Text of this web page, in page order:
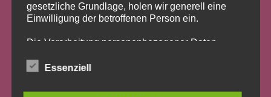
und effizientesten Maßnahmen zur Förderung der Lern- und
Konzept der Stiftung Lesen.
gesetzliche Grundlage, holen wir generell eine
Einwilligung der betroffenen Person ein.
Die Verarbeitung personenbezogener Daten,
Adresse oder Telefonnummer einer betroffenen
Datenschutz-Grundverordnung und in
Essenziell